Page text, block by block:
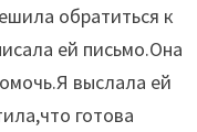
обратиться к
ей письмо.Она
выслала ей
готова